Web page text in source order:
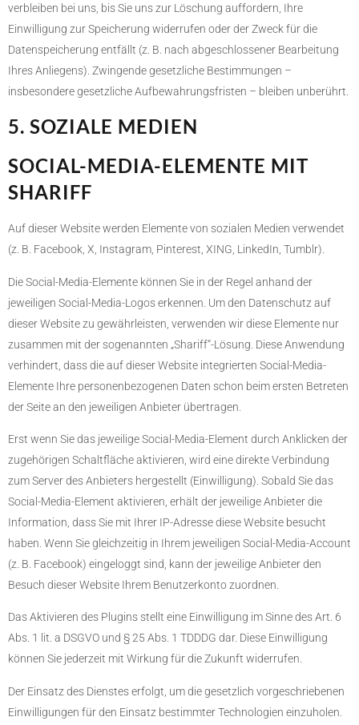
verbleiben bei uns, bis Sie uns zur Löschung auffordern, Ihre
Einwilligung zur Speicherung widerrufen oder der Zweck für die
Datenspeicherung entfällt (z. B. nach abgeschlossener Bearbeitung
Ihres Anliegens). Zwingende gesetzliche Bestimmungen –
insbesondere gesetzliche Aufbewahrungsfristen – bleiben unberührt.
5. SOZIALE MEDIEN
SOCIAL-MEDIA-ELEMENTE MIT
SHARIFF
Auf dieser Website werden Elemente von sozialen Medien verwendet
(z. B. Facebook, X, Instagram, Pinterest, XING, LinkedIn, Tumblr).
Die Social-Media-Elemente können Sie in der Regel anhand der
jeweiligen Social-Media-Logos erkennen. Um den Datenschutz auf
dieser Website zu gewährleisten, verwenden wir diese Elemente nur
zusammen mit der sogenannten „Shariff“-Lösung. Diese Anwendung
verhindert, dass die auf dieser Website integrierten Social-Media-
Elemente Ihre personenbezogenen Daten schon beim ersten Betreten
der Seite an den jeweiligen Anbieter übertragen.
Erst wenn Sie das jeweilige Social-Media-Element durch Anklicken der
zugehörigen Schaltfläche aktivieren, wird eine direkte Verbindung
zum Server des Anbieters hergestellt (Einwilligung). Sobald Sie das
Social-Media-Element aktivieren, erhält der jeweilige Anbieter die
Information, dass Sie mit Ihrer IP-Adresse diese Website besucht
haben. Wenn Sie gleichzeitig in Ihrem jeweiligen Social-Media-Account
(z. B. Facebook) eingeloggt sind, kann der jeweilige Anbieter den
Besuch dieser Website Ihrem Benutzerkonto zuordnen.
Das Aktivieren des Plugins stellt eine Einwilligung im Sinne des Art. 6
Abs. 1 lit. a DSGVO und § 25 Abs. 1 TDDDG dar. Diese Einwilligung
können Sie jederzeit mit Wirkung für die Zukunft widerrufen.
Der Einsatz des Dienstes erfolgt, um die gesetzlich vorgeschriebenen
Einwilligungen für den Einsatz bestimmter Technologien einzuholen.